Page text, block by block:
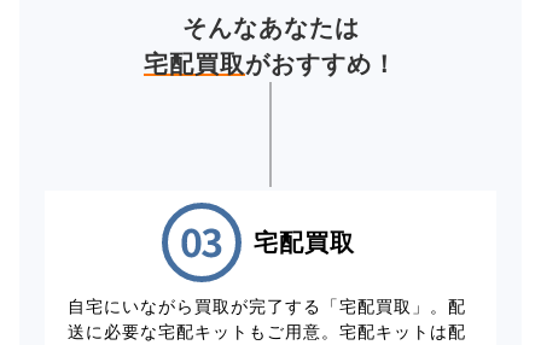
そんなあなたは
宅配買取がおすすめ！
宅配買取
自宅にいながら買取が完了する「宅配買取」。配
送に必要な宅配キットもご用意。宅配キットは配